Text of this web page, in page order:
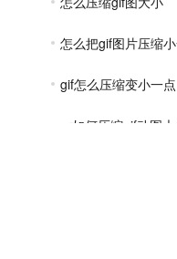
怎么把gif图片压缩
gif怎么压缩变小一点
pr如何压缩gif动图大